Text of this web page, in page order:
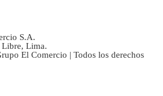
S.A.
Libre, Lima.
El Comercio | Todos los derechos